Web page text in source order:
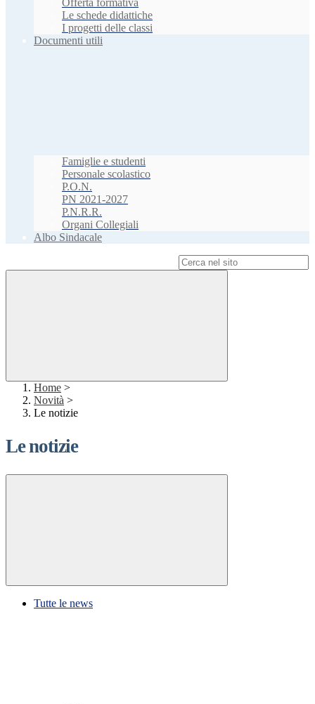
Offerta formativa
Le schede didattiche
I progetti delle classi
Documenti utili
Famiglie e studenti
Personale scolastico
P.O.N.
PN 2021-2027
P.N.R.R.
Organi Collegiali
Albo Sindacale
Home >
Novità >
Le notizie
Le notizie
Tutte le news